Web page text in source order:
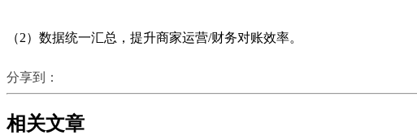
（2）数据统一汇总，提升商家运营/财务对账效率。
分享到：
相关文章